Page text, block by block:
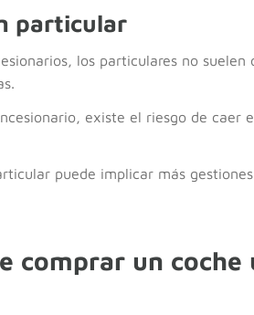
particular
los particulares no
existe el riesgo de caer
puede implicar más
comprar un coche